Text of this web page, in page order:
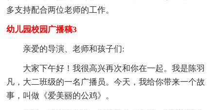
多支持配合两位老师的工作。
幼儿园校园广播稿3
亲爱的导演、老师和孩子们:
大家下午好！我很高兴再次和你在一起。我是陈羽
凡，大二班级的一名广播员。今天，我给你带来一个故
事，叫做《爱美丽的公鸡》。